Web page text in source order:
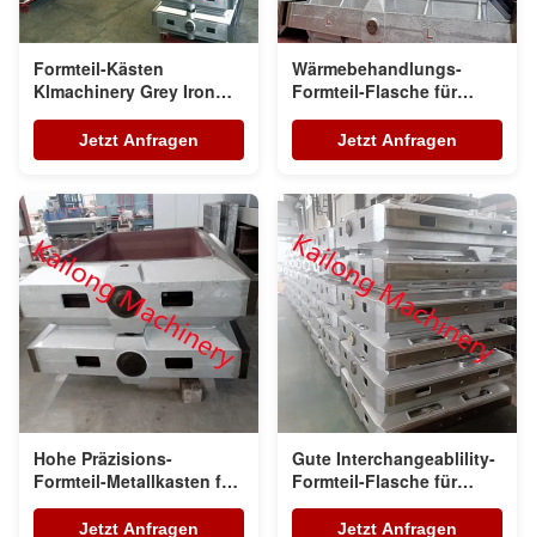
Formteil-Kästen
Klmachinery Grey Iron
GG25 für Metallgießerei
Jetzt Anfragen
Wärmebehandlungs-
Formteil-Flasche für
grüner Sand-
automatische Formteil-
Linie
Jetzt Anfragen
Hohe Präzisions-
Formteil-Metallkasten für
Hochdruckgestaltungs-
Jetzt Anfragen
Gute Interchangeablility-
Formteil-Flasche für
Gießerei-Formteil-Linie
Jetzt Anfragen